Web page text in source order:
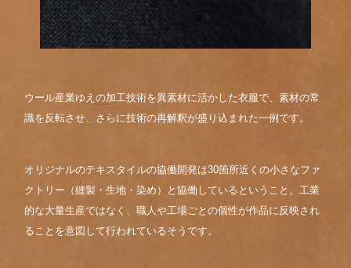
ウール産業ゆえの加工技術を異素材に活かした衣服で、素材の常
識を反転させ、さらに技術の再解釈が盛り込まれた一例です。
オリジナルのテキスタイルの協働開発は30箇所近くの小さなファ
クトリー（縫製・生地・染め）と協働しているということ。工業
的な大量生産ではなく、職人や工場ごとの個性が作品に反映され
ることを意図して行われているそうです。